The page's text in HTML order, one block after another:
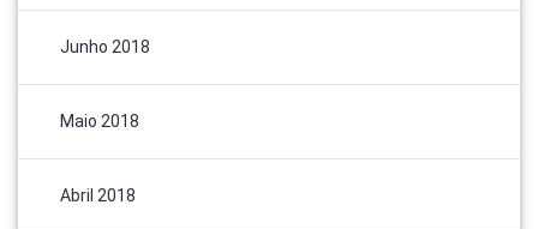
Junho 2018
Maio 2018
Abril 2018